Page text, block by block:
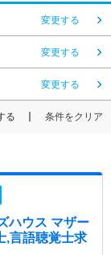
変更する
変更する
変更する
る 条件をクリア
ハウス マザー
,言語聴覚士求